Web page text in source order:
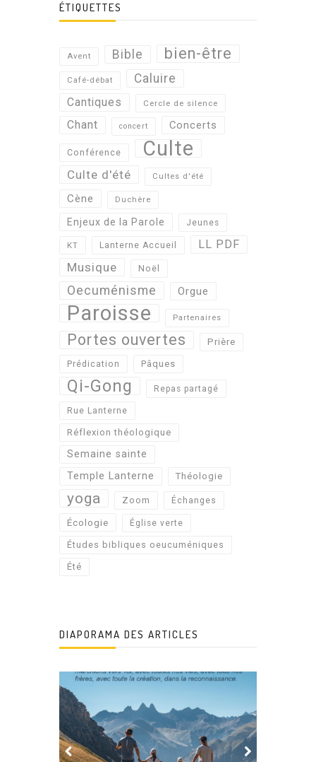
ÉTIQUETTES
Avent Bible bien-être
Café-débat Caluire
Cantiques Cercle de silence
Chant concert Concerts
Conférence Culte
Culte d'été Cultes d'été
Cène Duchère
Enjeux de la Parole Jeunes
KT Lanterne Accueil LL PDF
Musique Noël
Oecuménisme Orgue
Paroisse Partenaires
Portes ouvertes Prière
Prédication Pâques
Qi-Gong Repas partagé
Rue Lanterne
Réflexion théologique
Semaine sainte
Temple Lanterne
Théologie
yoga Zoom Échanges
Écologie Église verte
Études bibliques oeucuméniques
Été
DIAPORAMA DES ARTICLES